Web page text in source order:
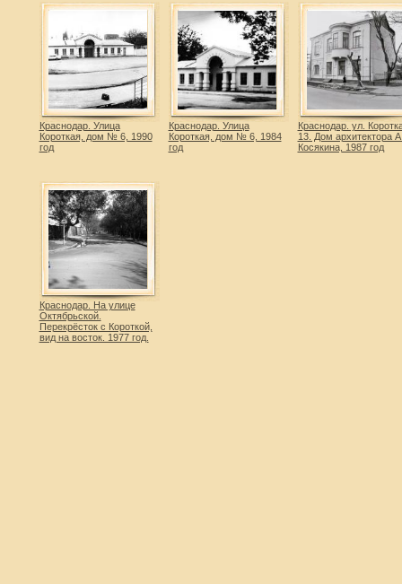
Краснодар. Улица
Короткая, дом № 6, 1990
год
Краснодар. Улица
Короткая, дом № 6, 1984
год
Краснодар. ул.
13. Дом архитектора
Косякина, 1987 год
Краснодар. На улице
Октябрьской.
Перекрёсток c Короткой,
вид на восток. 1977 год.